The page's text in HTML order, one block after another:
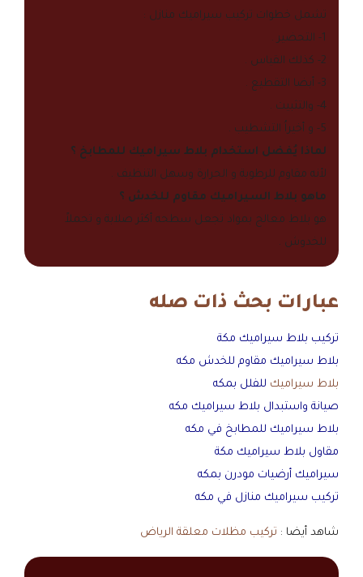
تشمل خطوات تركيب سيراميك منازل :
1- التحضير .
2- كذلك القياس .
3- أبضا التقطيع .
4- والتثبيت .
5- و أخيراُ التشطيب .
لماذا يُفضل استخدام بلاط سيراميك للمطابخ ؟
لأنه مقاوم للرطوبة و الحرارة وسهل التنظيف .
ماهو بلاط السيراميك مقاوم للخدش ؟
هو بلاط معالج بمواد تجعل سطحه أكثر صلابة و تحملاً
للخدوش .
عبارات بحث ذات صله
تركيب بلاط سيراميك مكة
بلاط سيراميك مقاوم للخدش مكه
بلاط سيراميك للفلل بمكه
صيانة واستبدال بلاط سيراميك مكه
بلاط سيراميك للمطابخ في مكه
مقاول بلاط سيراميك مكة
سيراميك أرضيات مودرن بمكه
تركيب سيراميك منازل في مكه
شاهد أيضا : تركيب مظلات معلقة الرياض